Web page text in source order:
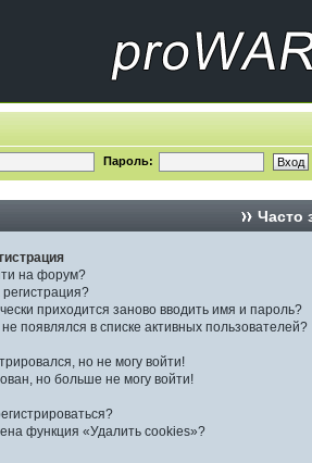
Пароль:
Часто
на форум?
приходится заново вводить имя и пароль?
появлялся в списке активных пользователей?
но не могу войти!
но больше не могу войти!
функция «Удалить cookies»?